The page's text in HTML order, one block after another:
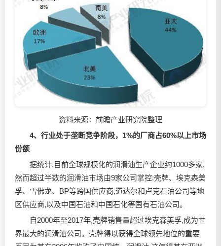
资料来源：前瞻产业研究院整理
4、行业处于垄断竞争阶段，1%的厂商占60%以上市场
份额
据统计,目前全球规模化的润滑油生产企业约1000多家,
然而超过半数的润滑油市场由9家公司掌控:壳牌、埃克森美
孚、雪佛龙、BP等跨国供应商,道达尔和卢克石油公司等地
区供应商,以及中国石油和中国石化等国有石油公司。
自2000年至2017年,壳牌销售量超过埃克森美孚,成为世
界最大的润滑油公司。壳牌得以获得全球领先地位的重要